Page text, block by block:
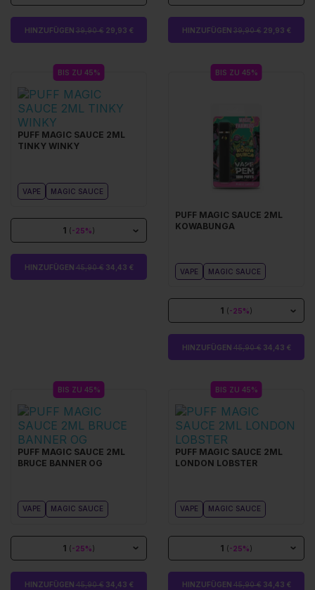
HINZUFÜGEN 39,90 € 29,93 € HINZUFÜGEN 39,90 € 29,93 €
BIS ZU 45%
PUFF MAGIC SAUCE 2ML
TINKY WINKY
VAPE MAGIC SAUCE
1 (-25%)
HINZUFÜGEN 45,90 € 34,43 €
BIS ZU 45%
PUFF MAGIC SAUCE 2ML
KOWABUNGA
VAPE MAGIC SAUCE
1 (-25%)
HINZUFÜGEN 45,90 € 34,43 €
BIS ZU 45%
PUFF MAGIC SAUCE 2ML
BRUCE BANNER OG
VAPE MAGIC SAUCE
1 (-25%)
HINZUFÜGEN 45,90 € 34,43 €
BIS ZU 45%
PUFF MAGIC SAUCE 2ML
LONDON LOBSTER
VAPE MAGIC SAUCE
1 (-25%)
HINZUFÜGEN 45,90 € 34,43 €